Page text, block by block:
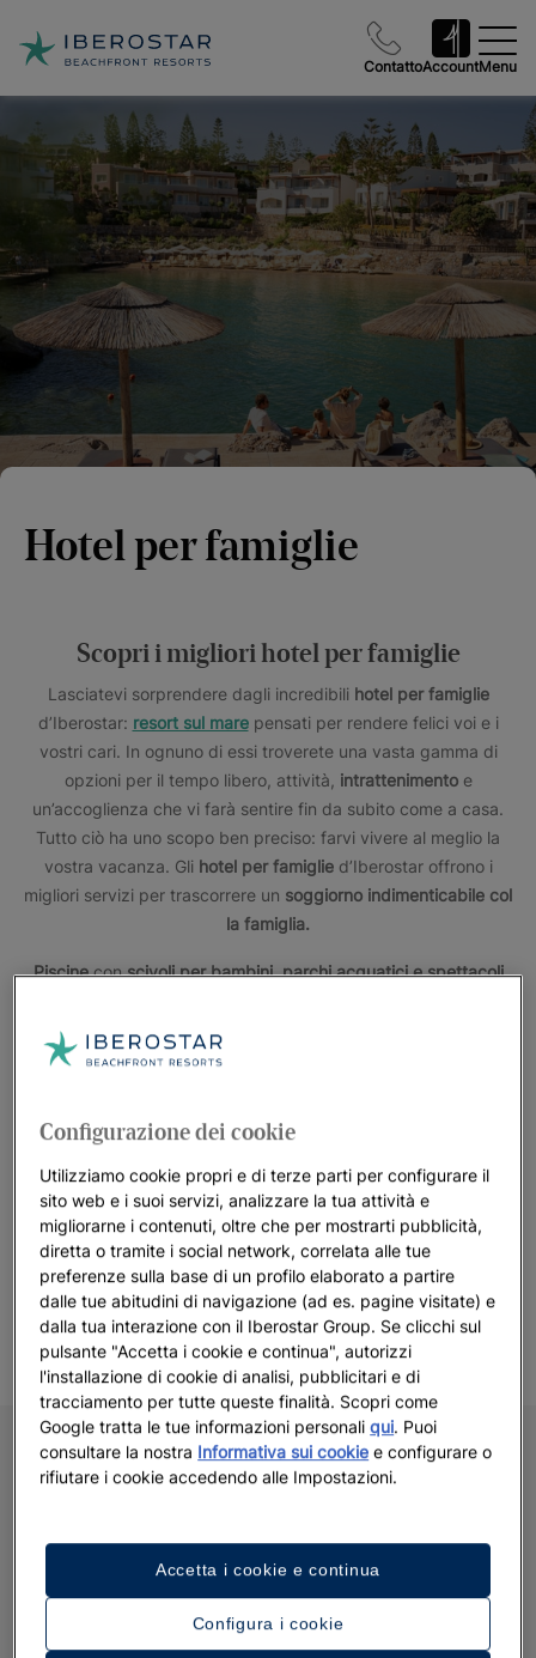
ContattoAccountMenu
Hotel per famiglie
Scopri i migliori hotel per famiglie
Lasciatevi sorprendere dagli incredibili hotel per famiglie
d’Iberostar: resort sul marepensati per rendere felici voi e i
vostri cari. In ognuno di essi troverete una vasta gamma di
opzioni per il tempo libero, attività, intrattenimentoe
un’accoglienza che vi farà sentire fin da subito come a casa.
Tutto ciò ha uno scopo ben preciso: farvi vivere al meglio la
vostra vacanza. Gli hotel per famiglie d’Iberostar offrono i
migliori servizi per trascorrere un soggiorno indimenticabile col
la famiglia.
Piscineconscivoli per bambini, parchi acquatici e spettacoli
pensato per i più piccoli, camere familiari
gastronomico per bambini... Questo è solo un piccolo
vostro partner o un trattamento spa rilassante, scoprite il
nostro servizio dibabysitting*. (*Servizio a pagamento
disponibile in una selezione di hotel. Non esitate a verificarne
la disponibilità direttamente alla reception dell’hotel o tramite il
nostro call center).
Benvenuti nella famiglia Iberostar!
Configurazione dei cookie
Utilizziamo cookie propri e di terze parti per configurare il
sito web e i suoi servizi, analizzare la tua attività e
migliorarne i contenuti, oltre che per mostrarti pubblicità,
diretta o tramite i social network, correlata alle tue
preferenze sulla base di un profilo elaborato a partire
dalle tue abitudini di navigazione (ad es. pagine visitate) e
dalla tua interazione con il Iberostar Group. Se clicchi sul
pulsante "Accetta i cookie e continua", autorizzi
l'installazione di cookie di analisi, pubblicitari e di
tracciamento per tutte queste finalità. Scopri come
Google tratta le tue informazioni personaliqui. Puoi
consultare la nostra Informativa sui cookie e configurare o
rifiutare i cookie accedendo alle Impostazioni.
Configura i cookie
Accetta i cookie e continua